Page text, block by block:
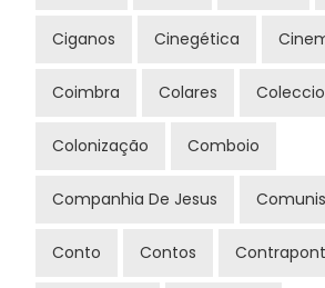
Ciganos Cinegética
Coimbra Colares
Colonização Comboio
Companhia De Jesus
Conto Contos